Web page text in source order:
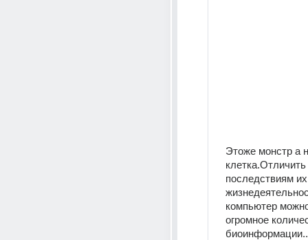
Этоже монстр а
последствиям их
компьютер
огромное